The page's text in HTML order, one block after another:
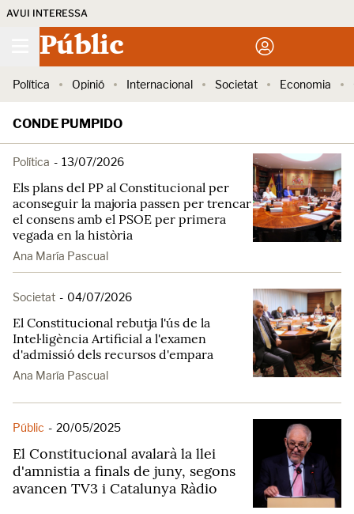
AVUI INTERESSA
Públic
Política Opinió Internacional Societat Economia
CONDE PUMPIDO
Política - 13/07/2026
Els plans del PP al Constitucional per
aconseguir la majoria passen per trencar
el consens amb el PSOE per primera
vegada en la història
Ana María Pascual
Societat - 04/07/2026
El Constitucional rebutja l'ús de la
Intel·ligència Artificial a l'examen
d'admissió dels recursos d'empara
Ana María Pascual
Públic - 20/05/2025
El Constitucional avalarà la llei
d'amnistia a finals de juny, segons
avancen TV3 i Catalunya Ràdio